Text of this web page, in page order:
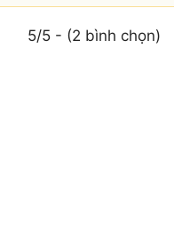
5/5 - (2 bình chọn)